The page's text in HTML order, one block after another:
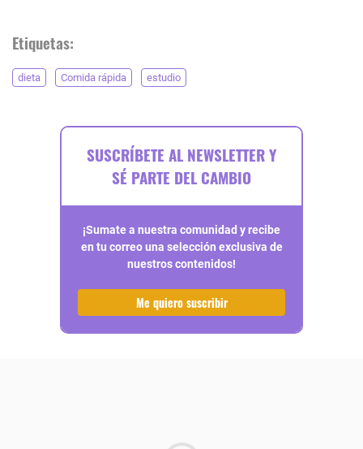
Etiquetas:
dieta Comida rápida estudio
SUSCRÍBETE AL NEWSLETTER Y
SÉ PARTE DEL CAMBIO
¡Sumate a nuestra comunidad y recibe
en tu correo una selección exclusiva de
nuestros contenidos!
Me quiero suscribir